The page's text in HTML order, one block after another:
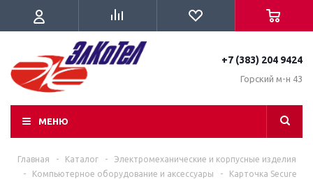
+7 (383) 204 9424
Горский м-н 43
МЕНЮ
Главная - Каталог -
Электромеханические и корпусные изделия
-
Компьютерное оборудование и аксессуары -
Карточка Secure